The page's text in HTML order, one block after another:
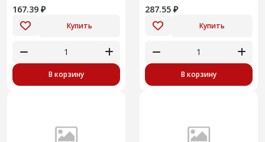
167.39 ₽
Купить
В корзину
287.55 ₽
Купить
В корзину